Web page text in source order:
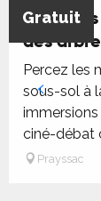
Gratuit
Nuits
des
Percez les
sous-sol à
immersions
ciné-débat
Prayssac